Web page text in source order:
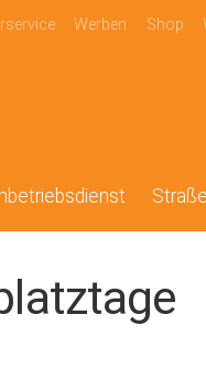
Werben Shop